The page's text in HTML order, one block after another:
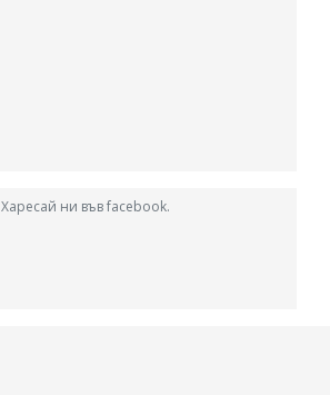
Харесай ни във facebook.